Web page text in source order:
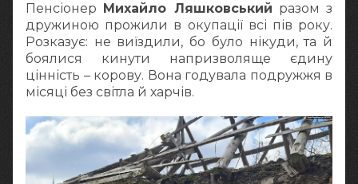
Пенсіонер Михайло Ляшковський разом з
дружиною прожили в окупації всі пів року.
Розказує: не виїздили, бо було нікуди, та й
боялися кинути напризволяще єдину
цінність – корову. Вона годувала подружжя в
місяці без світла й харчів.